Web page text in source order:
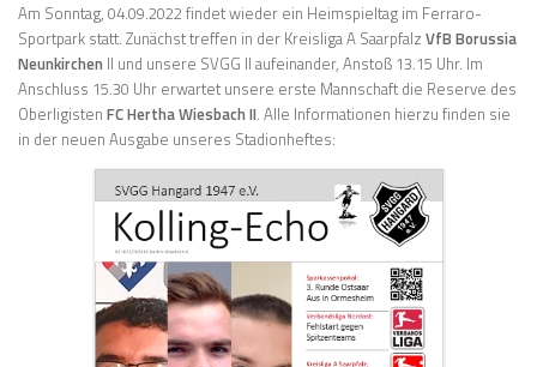
Am Sonntag, 04.09.2022 findet wieder ein Heimspieltag im Ferraro-
Sportpark statt. Zunächst treffen in der Kreisliga A Saarpfalz VfB Borussia
Neunkirchen II und unsere SVGG II aufeinander, Anstoß 13.15 Uhr. Im
Anschluss 15.30 Uhr erwartet unsere erste Mannschaft die Reserve des
Oberligisten FC Hertha Wiesbach II. Alle Informationen hierzu finden sie
in der neuen Ausgabe unseres Stadionheftes: